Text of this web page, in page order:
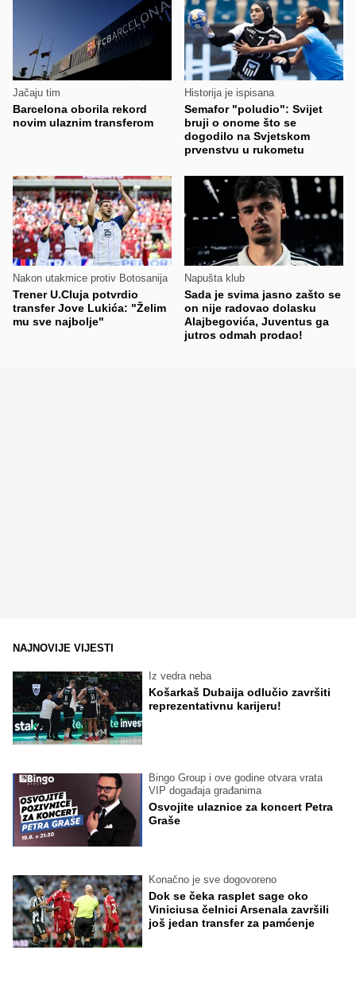
Jačaju tim
Barcelona oborila rekord
novim ulaznim transferom
Historija je ispisana
Semafor "poludio": Svijet
bruji o onome što se
dogodilo na Svjetskom
prvenstvu u rukometu
Nakon utakmice protiv Botosanija
Trener U.Cluja potvrdio
transfer Jove Lukića: "Želim
mu sve najbolje"
Napušta klub
Sada je svima jasno zašto se
on nije radovao dolasku
Alajbegovića, Juventus ga
jutros odmah prodao!
NAJNOVIJE VIJESTI
Iz vedra neba
Košarkaš Dubaija odlučio završiti
reprezentativnu karijeru!
Bingo Group i ove godine otvara vrata
VIP događaja građanima
Osvojite ulaznice za koncert Petra
Graše
Konačno je sve dogovoreno
Dok se čeka rasplet sage oko
Viniciusa čelnici Arsenala završili
još jedan transfer za pamćenje